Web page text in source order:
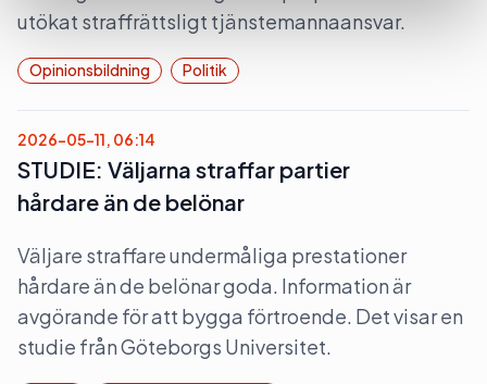
utökat straffrättsligt tjänstemannaansvar.
Opinionsbildning Politik
2026-05-11, 06:14
STUDIE: Väljarna straffar partier
hårdare än de belönar
Väljare straffare undermåliga prestationer
hårdare än de belönar goda. Information är
avgörande för att bygga förtroende. Det visar en
studie från Göteborgs Universitet.